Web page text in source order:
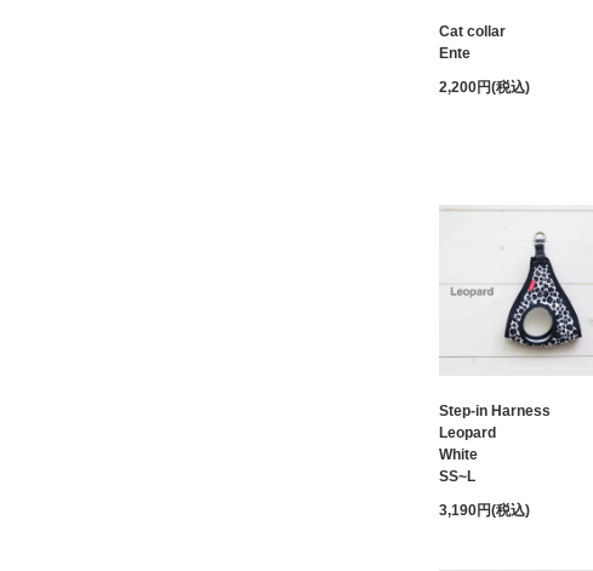
Cat collar
Ente
2,200円(税込)
Step-in Harness
Leopard
White
SS~L
3,190円(税込)